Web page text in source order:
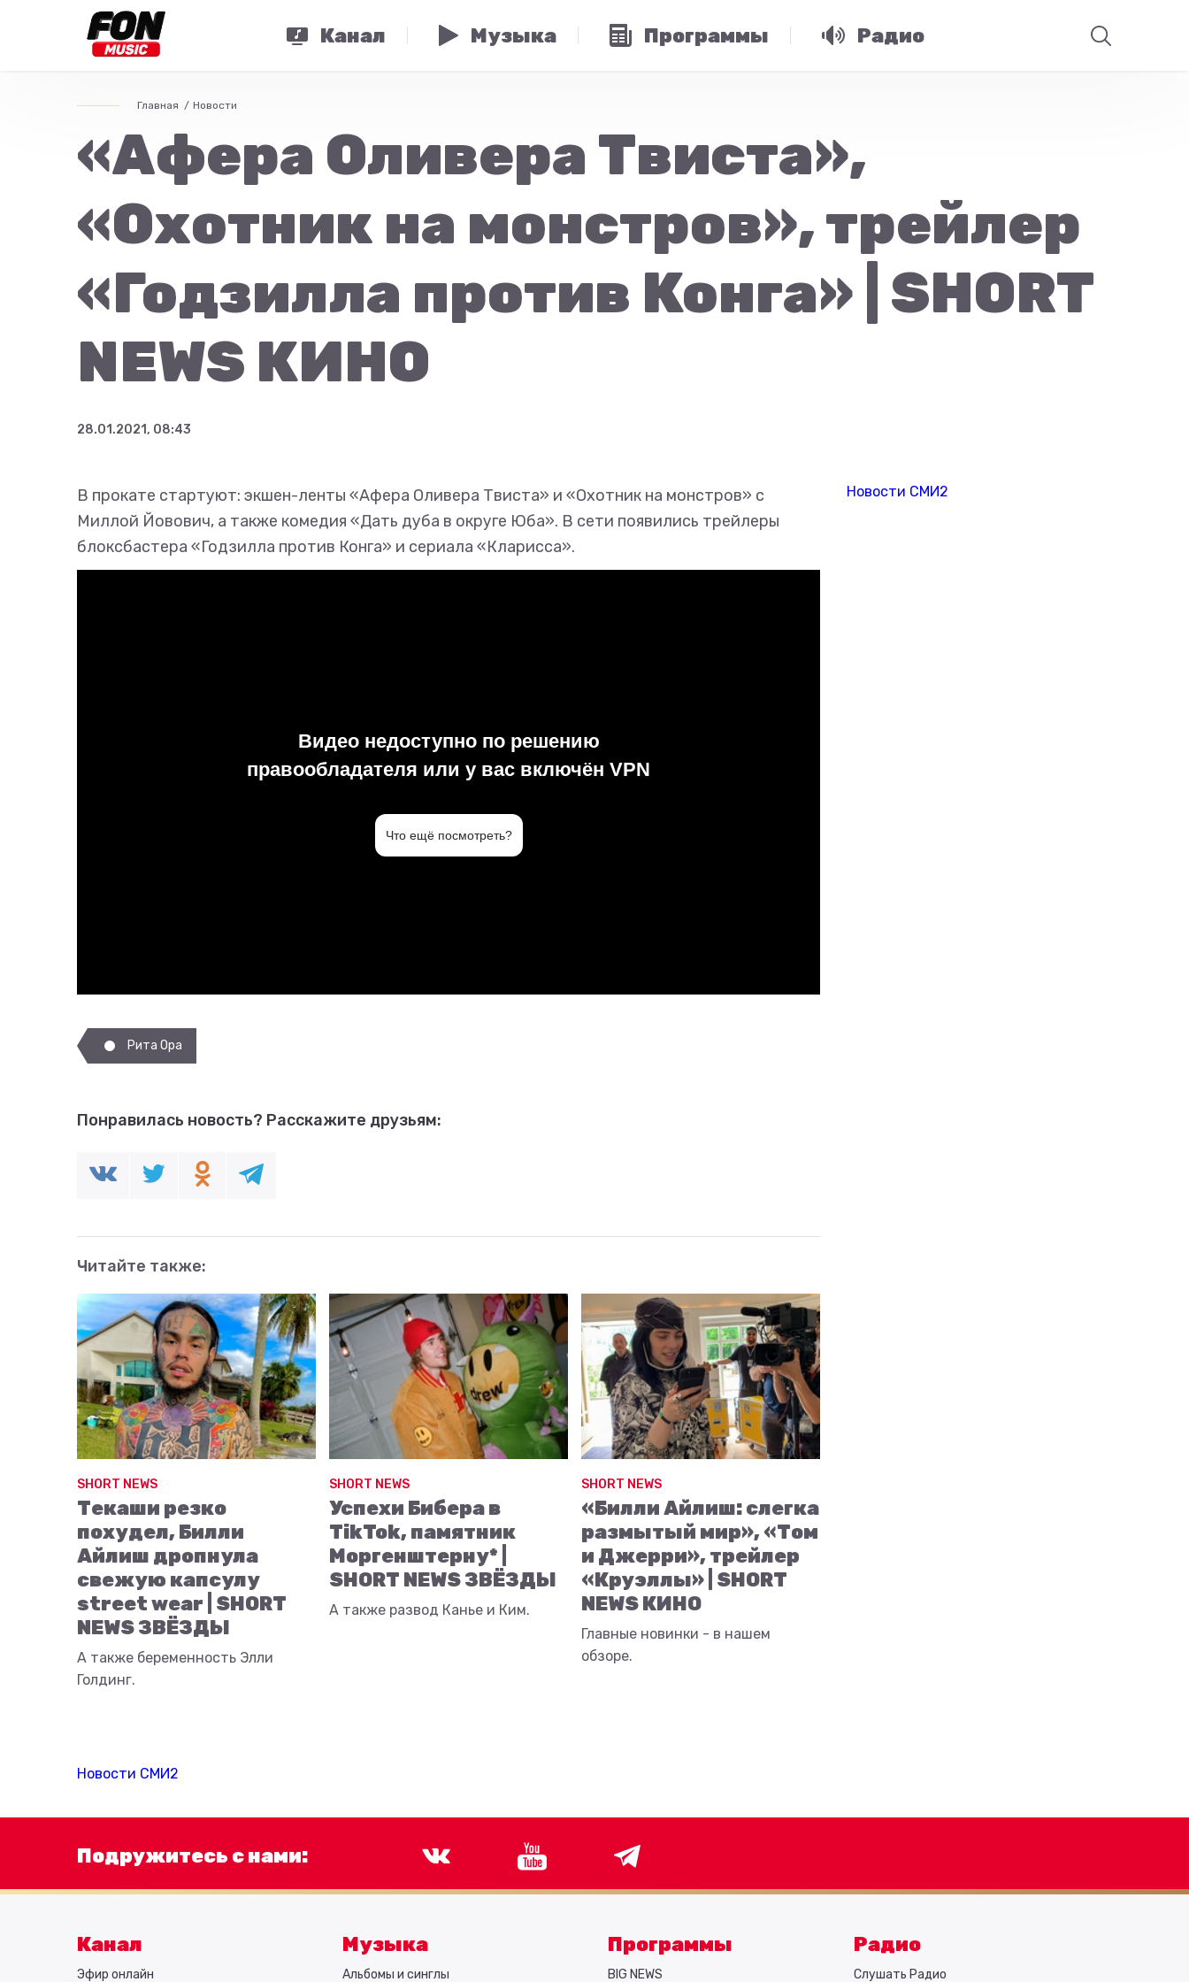
Канал Музыка Программы Радио
Главная Новости
«Афера Оливера Твиста»,
«Охотник на монстров», трейлер
«Годзилла против Конга» | SHORT
NEWS КИНО
28.01.2021, 08:43
В прокате стартуют: экшен-ленты «Афера Оливера Твиста» и «Охотник на монстров» с
Миллой Йовович, а также комедия «Дать дуба в округе Юба». В сети появились трейлеры
блоксбастера «Годзилла против Конга» и сериала «Кларисса».
Рита Ора
Понравилась новость? Расскажите друзьям:
Читайте также:
SHORT NEWS
Текаши резко
похудел, Билли
Айлиш дропнула
свежую капсулу
street wear | SHORT
NEWS ЗВЁЗДЫ
А также беременность Элли
Голдинг.
SHORT NEWS
Успехи Бибера в
TikTok, памятник
Моргенштерну* |
SHORT NEWS ЗВЁЗДЫ
А также развод Канье и Ким.
SHORT NEWS
«Билли Айлиш: слегка
размытый мир», «Том
и Джерри», трейлер
«Круэллы» | SHORT
NEWS КИНО
Главные новинки - в нашем
обзоре.
Новости СМИ2
Новости СМИ2
Подружитесь с нами:
Канал
Эфир онлайн
Музыка
Альбомы и синглы
Программы
BIG NEWS
Радио
Слушать Радио